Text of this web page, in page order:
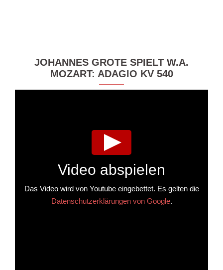
JOHANNES GROTE SPIELT W.A.
MOZART: ADAGIO KV 540
Video abspielen
Das Video wird von Youtube eingebettet. Es gelten die
Datenschutzerklärungen von Google.